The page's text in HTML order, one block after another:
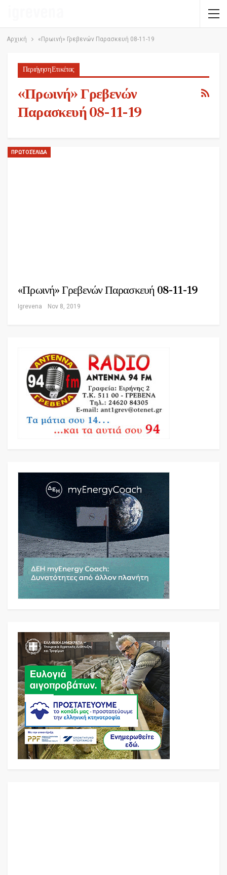
Αρχική «Πρωινή» Γρεβενών Παρασκευή 08-11-19
Περιήγηση Ετικέτας
«Πρωινή» Γρεβενών
Παρασκευή 08-11-19
ΠΡΩΤΟΣΈΛΙΔΑ
«Πρωινή» Γρεβενών Παρασκευή 08-11-19
Igrevena Nov 8, 2019